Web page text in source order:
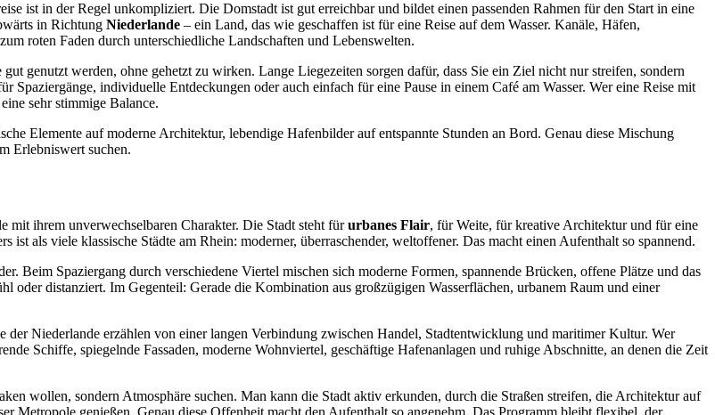
ist in der Regel unkompliziert. Die Domstadt ist gut erreichbar und bildet einen passenden Rahmen für den Start in eine
in Richtung Niederlande – ein Land, das wie geschaffen ist für eine Reise auf dem Wasser. Kanäle, Häfen,
roten Faden durch unterschiedliche Landschaften und Lebenswelten.
genutzt werden, ohne gehetzt zu wirken. Lange Liegezeiten sorgen dafür, dass Sie ein Ziel nicht nur streifen, sondern
individuelle Entdeckungen oder auch einfach für eine Pause in einem Café am Wasser. Wer eine Reise mit
sehr stimmige Balance.
Elemente auf moderne Architektur, lebendige Hafenbilder auf entspannte Stunden an Bord. Genau diese Mischung
Erlebniswert suchen.
mit ihrem unverwechselbaren Charakter. Die Stadt steht fürurbanes Flair, für Weite, für kreative Architektur und für eine
ist als viele klassische Städte am Rhein: moderner, überraschender, weltoffener. Das macht einen Aufenthalt so spannend.
Beim Spaziergang durch verschiedene Viertel mischen sich moderne Formen, spannende Brücken, offene Plätze und das
oder distanziert. Im Gegenteil: Gerade die Kombination aus großzügigen Wasserflächen, urbanem Raum und einer
der Niederlande erzählen von einer langen Verbindung zwischen Handel, Stadtentwicklung und maritimer Kultur. Wer
Schiffe, spiegelnde Fassaden, moderne Wohnviertel, geschäftige Hafenanlagen und ruhige Abschnitte, an denen die Zeit
wollen, sondern Atmosphäre suchen. Man kann die Stadt aktiv erkunden, durch die Straßen streifen, die Architektur auf